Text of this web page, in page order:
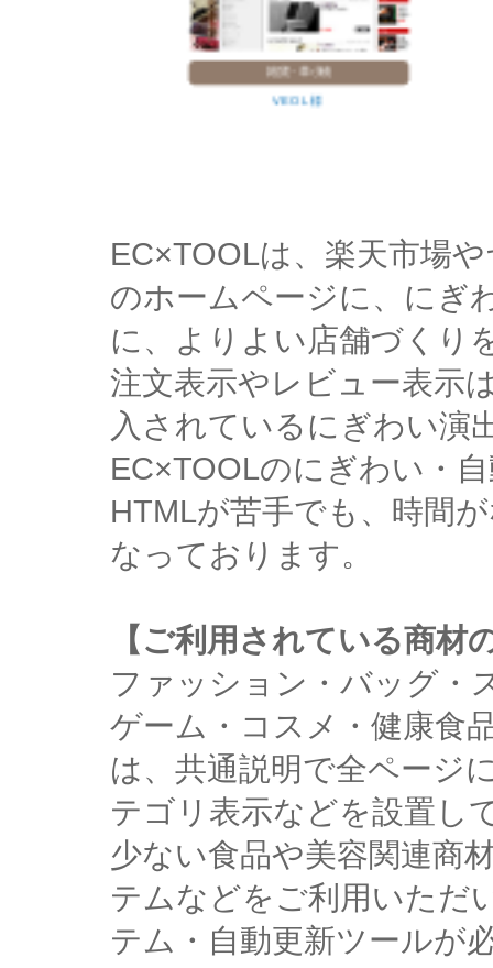
雑貨・革小物
VEOL 様
EC×TOOLは、楽天市場
のホームページに、にぎ
に、よりよい店舗づくり
注文表示やレビュー表示
入されているにぎわい演
EC×TOOLのにぎわい・
HTMLが苦手でも、時間
なっております。
【ご利用されている商材
ファッション・バッグ・
ゲーム・コスメ・健康食
は、共通説明で全ページ
テゴリ表示などを設置し
少ない食品や美容関連商
テムなどをご利用いただ
テム・自動更新ツールが